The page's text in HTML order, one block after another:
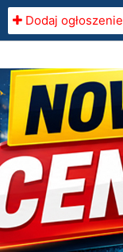
Dodaj ogłoszenie